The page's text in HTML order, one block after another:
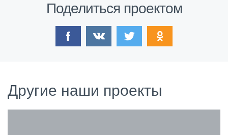
Поделиться проектом
Другие наши проекты